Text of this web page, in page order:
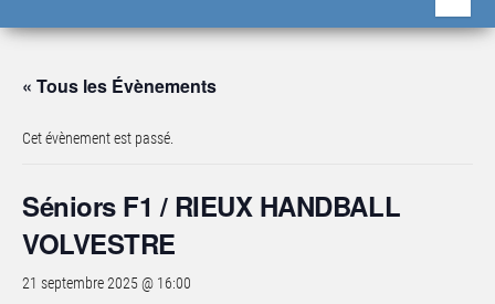
« Tous les Évènements
Cet évènement est passé.
Séniors F1 / RIEUX HANDBALL
VOLVESTRE
21 septembre 2025 @ 16:00